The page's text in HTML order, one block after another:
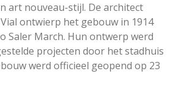
art nouveau-stijl. De architect
ontwierp het gebouw in 1914
Saler March. Hun ontwerp werd
projecten door het stadhuis
werd officieel geopend op 23